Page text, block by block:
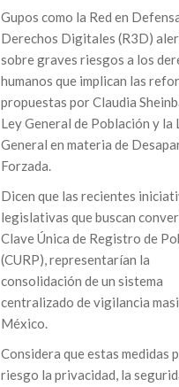
Gupos como la Red en
Derechos Digitales (R3D)
sobre graves riesgos a los
humanos que implican las
propuestas por Claudia
Ley General de Población y la
General en materia de
Forzada.
Dicen que las recientes
legislativas que buscan
Clave Única de Registro de
(CURP), representarían la
consolidación de un sistema
centralizado de vigilancia
México.
Considera que estas medidas
riesgo la privacidad, la